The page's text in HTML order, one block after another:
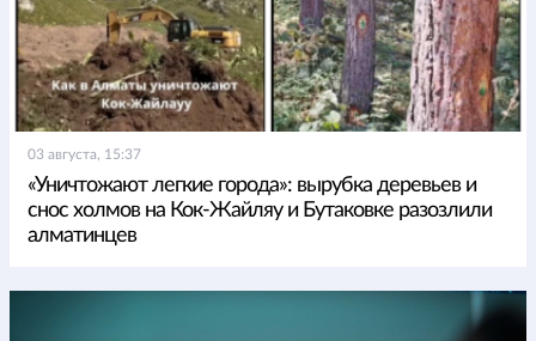
03 августа, 15:37
«Уничтожают легкие города»: вырубка деревьев и
снос холмов на Кок-Жайляу и Бутаковке разозлили
алматинцев